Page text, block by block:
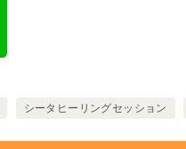
シータヒーリングセッション